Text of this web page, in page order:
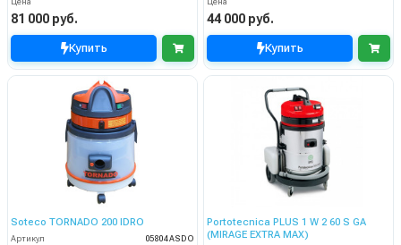
81 000 руб.
Купить
44 000 руб.
Купить
Soteco TORNADO 200 IDRO
Артикул
05804 ASDO
Portotecnica PLUS 1 W 2 60 S GA
(MIRAGE EXTRA MAX)